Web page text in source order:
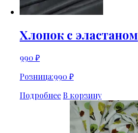
Хлопок с эластаном
990 ₽
Розница:990 ₽
ПодробнееВ корзину